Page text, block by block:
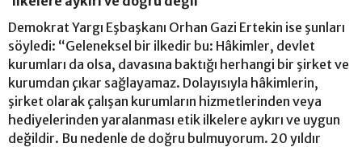
Demokrat Yargı Eşbaşkanı Orhan Gazi Ertekin ise şunları
söyledi: “Geleneksel bir ilkedir bu: Hâkimler, devlet
kurumları da olsa, davasına baktığı herhangi bir şirket ve
kurumdan çıkar sağlayamaz. Dolayısıyla hâkimlerin,
şirket olarak çalışan kurumların hizmetlerinden veya
hediyelerinden yaralanması etik ilkelere aykırı ve uygun
değildir. Bu nedenle de doğru bulmuyorum. 20 yıldır